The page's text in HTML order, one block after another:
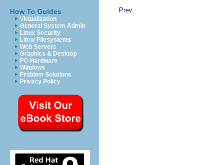
How To Guides
Virtualization
General System Admin
Linux Security
Linux Filesystems
Web Servers
Graphics & Desktop
PC Hardware
Windows
Problem Solutions
Privacy Policy
Prev